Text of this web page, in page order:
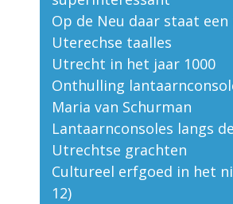
Op de Neu daar staat een
Uterechse taalles
Utrecht in het jaar 1000
Onthulling
Maria van Schurman
Lantaarnconsoles langs de
Utrechtse grachten
Cultureel erfgoed in het
12)